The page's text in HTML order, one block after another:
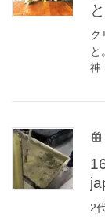
ク
と
神
2